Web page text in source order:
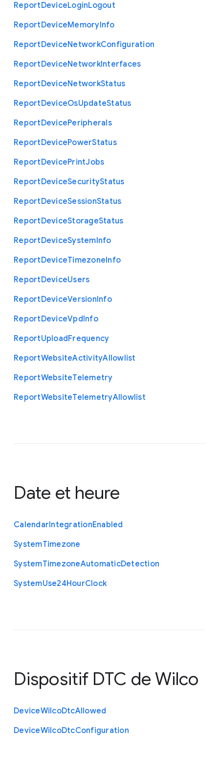
ReportDeviceLoginLogout
ReportDeviceMemoryInfo
ReportDeviceNetworkConfiguration
ReportDeviceNetworkInterfaces
ReportDeviceNetworkStatus
ReportDeviceOsUpdateStatus
ReportDevicePeripherals
ReportDevicePowerStatus
ReportDevicePrintJobs
ReportDeviceSecurityStatus
ReportDeviceSessionStatus
ReportDeviceStorageStatus
ReportDeviceSystemInfo
ReportDeviceTimezoneInfo
ReportDeviceUsers
ReportDeviceVersionInfo
ReportDeviceVpdInfo
ReportUploadFrequency
ReportWebsiteActivityAllowlist
ReportWebsiteTelemetry
ReportWebsiteTelemetryAllowlist
Date et heure
CalendarIntegrationEnabled
SystemTimezone
SystemTimezoneAutomaticDetection
SystemUse24HourClock
Dispositif DTC de Wilco
DeviceWilcoDtcAllowed
DeviceWilcoDtcConfiguration